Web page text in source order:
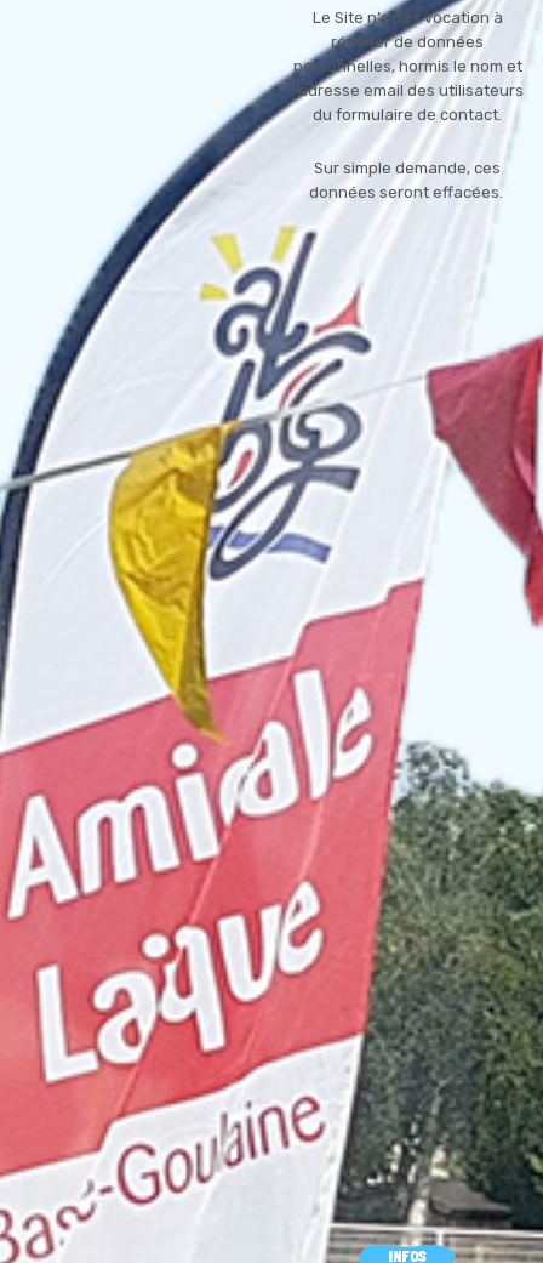
Le Site n’a pas vocation à
récolter de données
personnelles, hormis le nom et
l’adresse email des utilisateurs
du formulaire de contact.
Sur simple demande, ces
données seront effacées.
INFOS